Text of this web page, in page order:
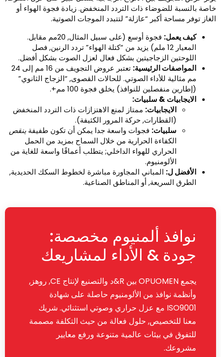
بالنسبة للضوضاء ذات التردد المنخفض. زيادة فجوة الهواء أو
توفر مساحة أكبر “عازلة” لتتبدد الموجات الصوتية.
كيف يعمل:
فجوة أوسع (على سبيل المثال, 20مم مقابل.
المعيار 12 ملم) يزيد من “كتلة الهواء” تردد الرنين, فصل
اللوحتين الزجاجيتين بشكل فعال لعزل الصوت بشكل أفضل.
المواصفات الرئيسية:
تعتبر عروض التجويف من 16 مم إلى 24
مم مثالية للأداء الصوتي. للحالات القصوى, “الزجاج الثانوي”
(إطارين منفصلين للنوافذ) يخلق فجوة 100 مم+.
الايجابيات & سلبيات:
الايجابيات:ممتاز لمنع الاهتزازات ذات التردد المنخفض
(القطارات, حركة المرور الكثيفة).
سلبيات:فجوات واسعة جدا يمكن أن تكون طفيفةينقص
الكفاءة الحرارية من خلال السماح بمزيد من الحمل
الحراري للهواء الداخلي; يتطلب أعماقًا واسعة للغاية من
الألومنيوم.
الأفضل ل:المباني المجاورة مباشرة لخطوط السكك الحديدية,
الطرق السريعة, أو المناطق الصناعية.
نوافذ ألمنيوم مخصصة:
جودة & الأداء لمشاريعك
يجمع OPUOMEN بين R&د والتصنيع لإنتاج CE, روهز,
وأنظمة نوافذ من الألومنيوم حاصلة على شهادة
ISO9001 مع عزل حراري وصوتي استثنائي. شريك
معنا للتخصيص, حلول فعالة من حيث التكلفة مصممة
للتفوق في بيئات عالمية متنوعة ورفع معايير
مشروعك.